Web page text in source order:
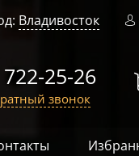
Владивосток
25-26
звонок